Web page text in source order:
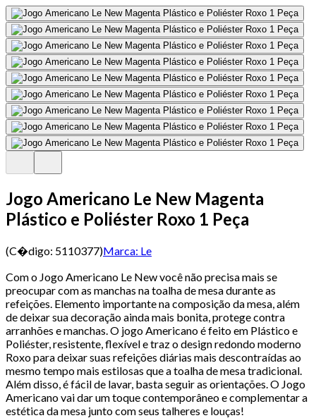
Jogo Americano Le New Magenta
Plástico e Poliéster Roxo 1 Peça
(C�digo: 5110377)Marca: Le
Com o Jogo Americano Le New você não precisa mais se
preocupar com as manchas na toalha de mesa durante as
refeições. Elemento importante na composição da mesa, além
de deixar sua decoração ainda mais bonita, protege contra
arranhões e manchas. O jogo Americano é feito em Plástico e
Poliéster, resistente, flexível e traz o design redondo moderno
Roxo para deixar suas refeições diárias mais descontraídas ao
mesmo tempo mais estilosas que a toalha de mesa tradicional.
Além disso, é fácil de lavar, basta seguir as orientações. O Jogo
Americano vai dar um toque contemporâneo e complementar a
estética da mesa junto com seus talheres e louças!